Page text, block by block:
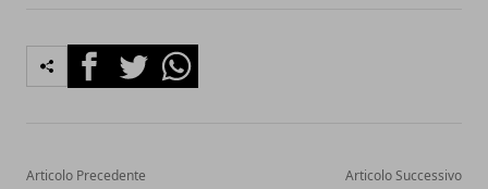
FacebookTwitterWhatsapp
Articolo Precedente Articolo Successivo